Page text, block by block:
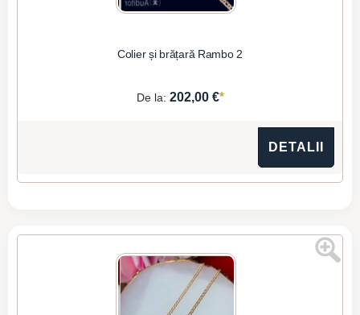
Colier și brățară Rambo 2
De la: 202,00 €*
DETALII